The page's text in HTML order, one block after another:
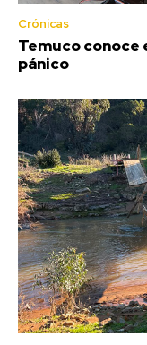
Crónicas
Temuco conoce
pánico